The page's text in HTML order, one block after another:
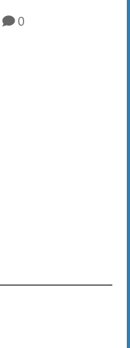
K0